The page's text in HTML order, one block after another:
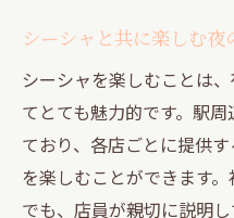
シーシャと共に楽しむ夜
シーシャを楽しむことは
てとても魅力的です。駅
ており、各店ごとに提供
を楽しむことができます
でも、店員が親切に説明